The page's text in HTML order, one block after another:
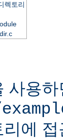
렉토리
사용하
리에